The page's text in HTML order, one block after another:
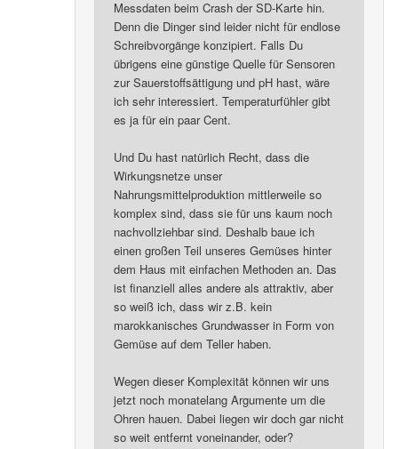
Messdaten beim Crash der SD-Karte hin.
Denn die Dinger sind leider nicht für endlose
Schreibvorgänge konzipiert. Falls Du
übrigens eine günstige Quelle für Sensoren
zur Sauerstoffsättigung und pH hast, wäre
ich sehr interessiert. Temperaturfühler gibt
es ja für ein paar Cent.
Und Du hast natürlich Recht, dass die
Wirkungsnetze unser
Nahrungsmittelproduktion mittlerweile so
komplex sind, dass sie für uns kaum noch
nachvollziehbar sind. Deshalb baue ich
einen großen Teil unseres Gemüses hinter
dem Haus mit einfachen Methoden an. Das
ist finanziell alles andere als attraktiv, aber
so weiß ich, dass wir z.B. kein
marokkanisches Grundwasser in Form von
Gemüse auf dem Teller haben.
Wegen dieser Komplexität können wir uns
jetzt noch monatelang Argumente um die
Ohren hauen. Dabei liegen wir doch gar nicht
so weit entfernt voneinander, oder?